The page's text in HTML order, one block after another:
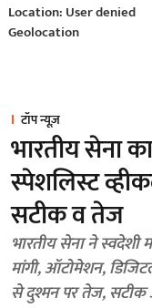
Location: User denied
Geolocation
टॉप न्यूज़
भारतीय सेना
स्पेशलिस्ट
सटीक व तेज
भारतीय सेना ने स्वदेशी
मांगी, ऑटोमेशन,
से दुश्मन पर तेज, सटीक